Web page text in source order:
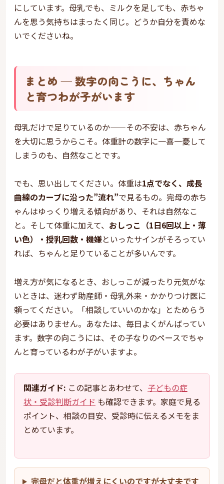
にしています。母乳でも、ミルクを足しても、赤ちゃ
んを思う気持ちはまったく同じ。どうか自分を責めな
いでくださいね。
まとめ — 数字の向こうに、ちゃん
と育つわが子がいます
母乳だけで足りているのか——その不安は、赤ちゃん
を大切に思うからこそ。体重計の数字に一喜一憂して
しまうのも、自然なことです。
でも、思い出してください。体重は1点でなく、成長
曲線のカーブに沿った”流れ”で見るもの。完母の赤ち
ゃんはゆっくり増える傾向があり、それは自然なこ
と。そして体重に加えて、 おしっこ（1日6回以上・薄
い色）・授乳回数・機嫌といったサインがそろってい
れば、ちゃんと足りていることが多いんです。
増え方が気になるとき、おしっこが減ったり元気がな
いときは、迷わず助産師・母乳外来・かかりつけ医に
頼ってください。「相談していいのかな」とためらう
必要はありません。あなたは、毎日よくがんばってい
ます。数字の向こうには、その子なりのペースでちゃ
んと育っているわが子がいますよ。
関連ガイド: この記事とあわせて、 子どもの症
状・受診判断ガイド も確認できます。家庭で見る
ポイント、相談の目安、受診時に伝えるメモをま
とめています。
完母だと体重が増えにくいのですが大丈夫です